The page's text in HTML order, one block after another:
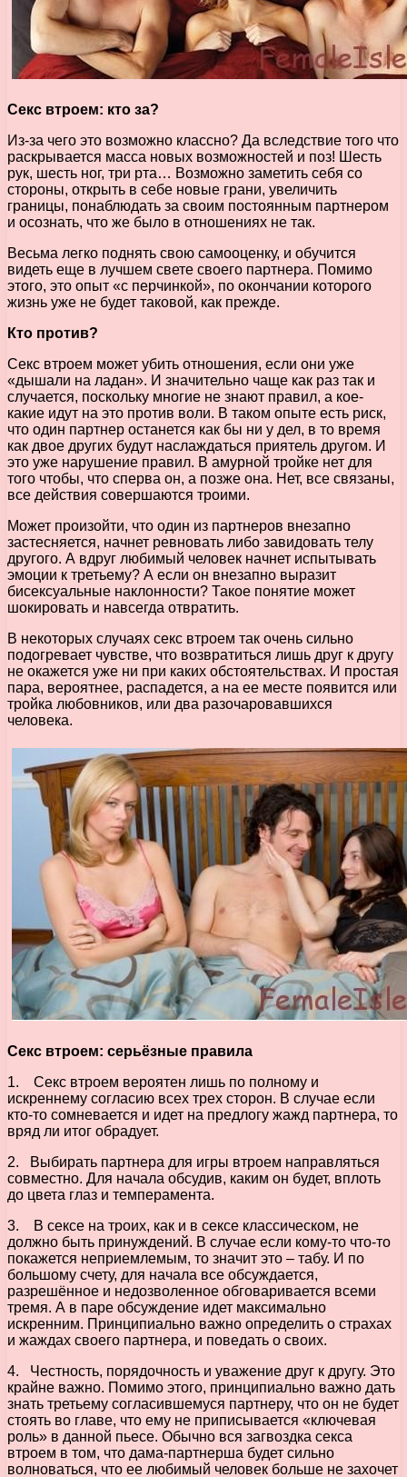
Секс втроем: кто за?
Из-за чего это возможно классно? Да вследствие того что
раскрывается масса новых возможностей и поз! Шесть
рук, шесть ног, три рта… Возможно заметить себя со
стороны, открыть в себе новые грани, увеличить
границы, понаблюдать за своим постоянным партнером
и осознать, что же было в отношениях не так.
Весьма легко поднять свою самооценку, и обучится
видеть еще в лучшем свете своего партнера. Помимо
этого, это опыт «с перчинкой», по окончании которого
жизнь уже не будет таковой, как прежде.
Кто против?
Секс втроем может убить отношения, если они уже
«дышали на ладан». И значительно чаще как раз так и
случается, поскольку многие не знают правил, а кое-
какие идут на это против воли. В таком опыте есть риск,
что один партнер останется как бы ни у дел, в то время
как двое других будут наслаждаться приятель другом. И
это уже нарушение правил. В амурной тройке нет для
того чтобы, что сперва он, а позже она. Нет, все связаны,
все действия совершаются троими.
Может произойти, что один из партнеров внезапно
застесняется, начнет ревновать либо завидовать телу
другого. А вдруг любимый человек начнет испытывать
эмоции к третьему? А если он внезапно выразит
бисексуальные наклонности? Такое понятие может
шокировать и навсегда отвратить.
В некоторых случаях секс втроем так очень сильно
подогревает чувстве, что возвратиться лишь друг к другу
не окажется уже ни при каких обстоятельствах. И простая
пара, вероятнее, распадется, а на ее месте появится или
тройка любовников, или два разочаровавшихся
человека.
Секс втроем: серьёзные правила
1. Секс втроем вероятен лишь по полному и
искреннему согласию всех трех сторон. В случае если
кто-то сомневается и идет на предлогу жажд партнера, то
вряд ли итог обрадует.
2. Выбирать партнера для игры втроем направляться
совместно. Для начала обсудив, каким он будет, вплоть
до цвета глаз и темперамента.
3. В сексе на троих, как и в сексе классическом, не
должно быть принуждений. В случае если кому-то что-то
покажется неприемлемым, то значит это – табу. И по
большому счету, для начала все обсуждается,
разрешённое и недозволенное обговаривается всеми
тремя. А в паре обсуждение идет максимально
искренним. Принципиально важно определить о страхах
и жаждах своего партнера, и поведать о своих.
4. Честность, порядочность и уважение друг к другу. Это
крайне важно. Помимо этого, принципиально важно дать
знать третьему согласившемуся партнеру, что он не будет
стоять во главе, что ему не приписывается «ключевая
роль» в данной пьесе. Обычно вся загвоздка секса
втроем в том, что дама-партнерша будет сильно
волноваться, что ее любимый человек больше не захочет